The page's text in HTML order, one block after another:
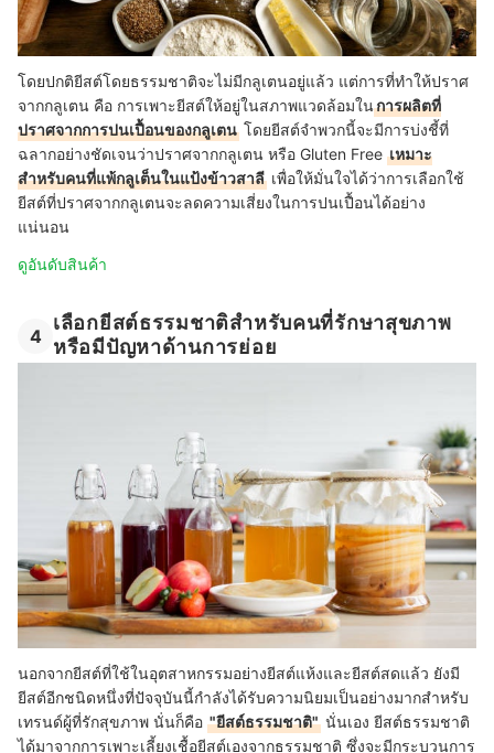
โดยปกติยีสต์โดยธรรมชาติจะไม่มีกลูเตนอยู่แล้ว แต่การที่ทำให้ปราศ
จากกลูเตน คือ การเพาะยีสต์ให้อยู่ในสภาพแวดล้อมในการผลิตที่
ปราศจากการปนเปื้อนของกลูเตน โดยยีสต์จำพวกนี้จะมีการบ่งชี้ที่
ฉลากอย่างชัดเจนว่าปราศจากกลูเตน หรือ Gluten Free เหมาะ
สำหรับคนที่แพ้กลูเต็นในแป้งข้าวสาลี เพื่อให้มั่นใจได้ว่าการเลือกใช้
ยีสต์ที่ปราศจากกลูเตนจะลดความเสี่ยงในการปนเปื้อนได้อย่าง
แน่นอน
ดูอันดับสินค้า
4
เลือกยีสต์ธรรมชาติสำหรับคนที่รักษาสุขภาพ
หรือมีปัญหาด้านการย่อย
นอกจากยีสต์ที่ใช้ในอุตสาหกรรมอย่างยีสต์แห้งและยีสต์สดแล้ว ยังมี
ยีสต์อีกชนิดหนึ่งที่ปัจจุบันนี้กำลังได้รับความนิยมเป็นอย่างมากสำหรับ
เทรนด์ผู้ที่รักสุขภาพ นั่นก็คือ "ยีสต์ธรรมชาติ" นั่นเอง ยีสต์ธรรมชาติ
ได้มาจากการเพาะเลี้ยงเชื้อยีสต์เองจากธรรมชาติ ซึ่งจะมีกระบวนการ